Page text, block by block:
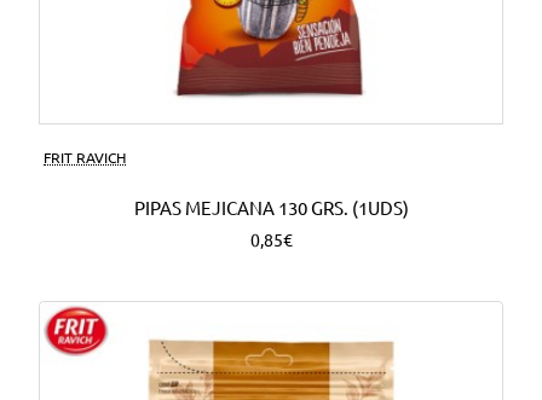
FRIT RAVICH
PIPAS MEJICANA 130 GRS. (1UDS)
0,85€